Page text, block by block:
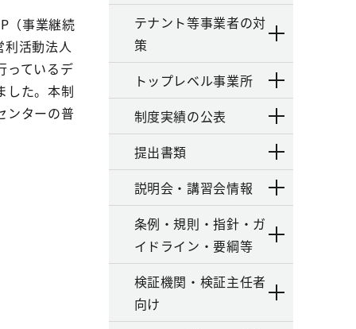
（事業継続
利活動法人
っているデ
した。本制
ンターの普
テナント等事業者の対
策
トップレベル事業所
制度実績の公表
提出書類
説明会・講習会情報
条例・規則・指針・ガ
イドライン・要綱等
検証機関・検証主任者
向け